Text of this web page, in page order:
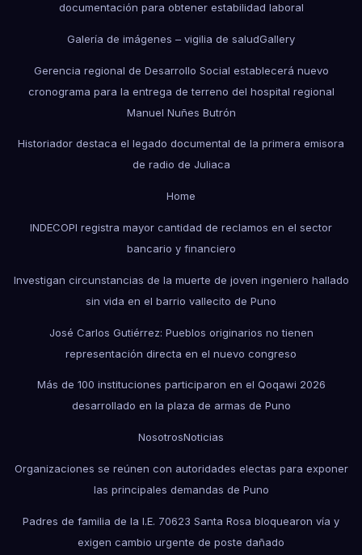
documentación para obtener estabilidad laboral
Galería de imágenes – vigilia de saludGallery
Gerencia regional de Desarrollo Social establecerá nuevo
cronograma para la entrega de terreno del hospital regional
Manuel Nuñes Butrón
Historiador destaca el legado documental de la primera emisora
de radio de Juliaca
Home
INDECOPI registra mayor cantidad de reclamos en el sector
bancario y financiero
Investigan circunstancias de la muerte de joven ingeniero hallado
sin vida en el barrio vallecito de Puno
José Carlos Gutiérrez: Pueblos originarios no tienen
representación directa en el nuevo congreso
Más de 100 instituciones participaron en el Qoqawi 2026
desarrollado en la plaza de armas de Puno
NosotrosNoticias
Organizaciones se reúnen con autoridades electas para exponer
las principales demandas de Puno
Padres de familia de la I.E. 70623 Santa Rosa bloquearon vía y
exigen cambio urgente de poste dañado